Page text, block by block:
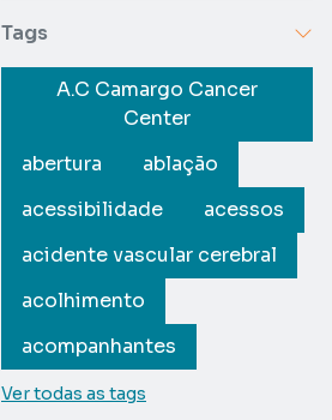
Tags
A.C Camargo Cancer
Center
abertura
ablação
acessibilidade
acessos
acidente vascular cerebral
acolhimento
acompanhantes
Ver todas as tags